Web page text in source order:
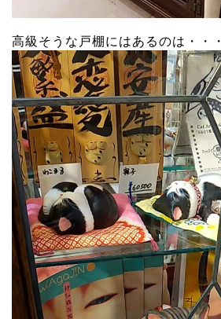
高級そうな戸棚にはあるのは・・・